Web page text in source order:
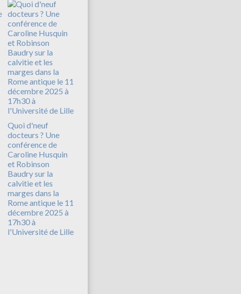
Quoi d'neuf
docteurs ? Une
conférence de
Caroline Husquin
et Robinson
Baudry sur la
calvitie et les
marges dans la
Rome antique le 11
décembre 2025 à
17h30 à
l'Université de Lille